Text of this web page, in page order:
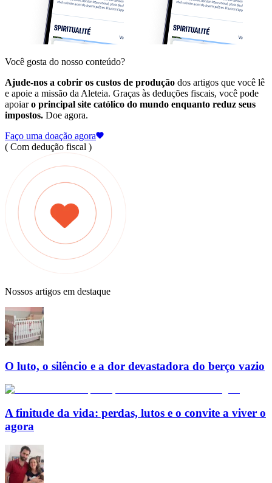
Você gosta do nosso conteúdo?
Ajude-nos a cobrir os custos de produção dos artigos que você lê
e apoie a missão da Aleteia. Graças às deduções fiscais, você pode
apoiaro principal site católico do mundo enquanto reduz seus
impostos. Doe agora.
Faço uma doação agora
( Com dedução fiscal )
Nossos artigos em destaque
O luto, o silêncio e a dor devastadora do berço vazio
A finitude da vida: perdas, lutos e o convite a viver o
agora